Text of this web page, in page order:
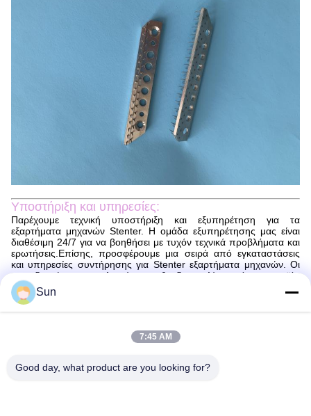
Υποστήριξη και υπηρεσίες:
Παρέχουμε τεχνική υποστήριξη και εξυπηρέτηση για τα
εξαρτήματα μηχανών Stenter. Η ομάδα εξυπηρέτησης μας είναι
διαθέσιμη 24/7 για να βοηθήσει με τυχόν τεχνικά προβλήματα και
ερωτήσεις.Επίσης, προσφέρουμε μια σειρά από εγκαταστάσεις
και υπηρεσίες συντήρησης για Stenter εξαρτήματα μηχανών. Οι
εκπαιδευμένοι επαγγελματίες μας θα διασφαλίσουν ότι το προϊόν
σας εγκαταστάθηκε σωστά και λειτουργεί ομαλά. Σε περίπτωση
βλάβης ή δυσλειτουργίας, μπορούμε να παρέχουμε βοήθεια για τη
Συσκευή και αποστολή:
Τα εξαρτήματα της μηχανής στεντέρ θα συσκευάζονται με
Sun
7:45 AM
Good day, what product are you looking for?